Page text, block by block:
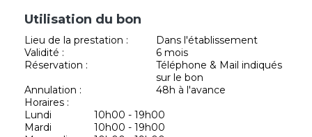
Utilisation du bon
Lieu de la prestation :
Dans l'établissement
Validité :
6 mois
Réservation :
Téléphone & Mail indiqués
sur le bon
Annulation :
48h à l'avance
Horaires :
Lundi
10h00 - 19h00
Mardi
10h00 - 19h00